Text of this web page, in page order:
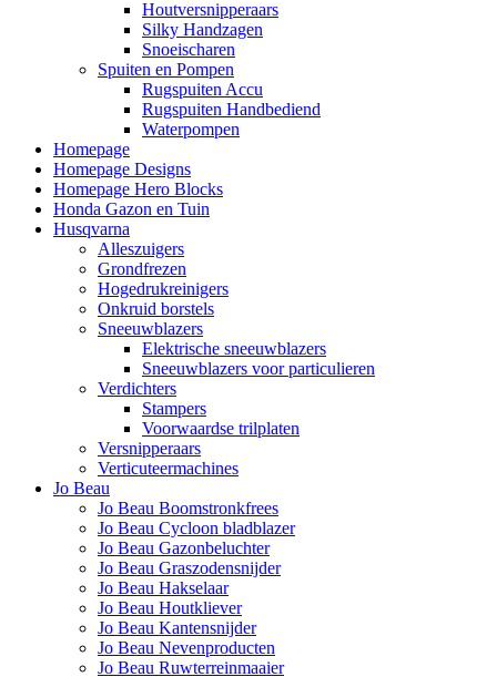
Houtversnipperaars
Silky Handzagen
Snoeischaren
Spuiten en Pompen
Rugspuiten Accu
Rugspuiten Handbediend
Waterpompen
Homepage
Homepage Designs
Homepage Hero Blocks
Honda Gazon en Tuin
Husqvarna
Alleszuigers
Grondfrezen
Hogedrukreinigers
Onkruid borstels
Sneeuwblazers
Elektrische sneeuwblazers
Sneeuwblazers voor particulieren
Verdichters
Stampers
Voorwaardse trilplaten
Versnipperaars
Verticuteermachines
Jo Beau
Jo Beau Boomstronkfrees
Jo Beau Cycloon bladblazer
Jo Beau Gazonbeluchter
Jo Beau Graszodensnijder
Jo Beau Hakselaar
Jo Beau Houtkliever
Jo Beau Kantensnijder
Jo Beau Nevenproducten
Jo Beau Ruwterreinmaaier